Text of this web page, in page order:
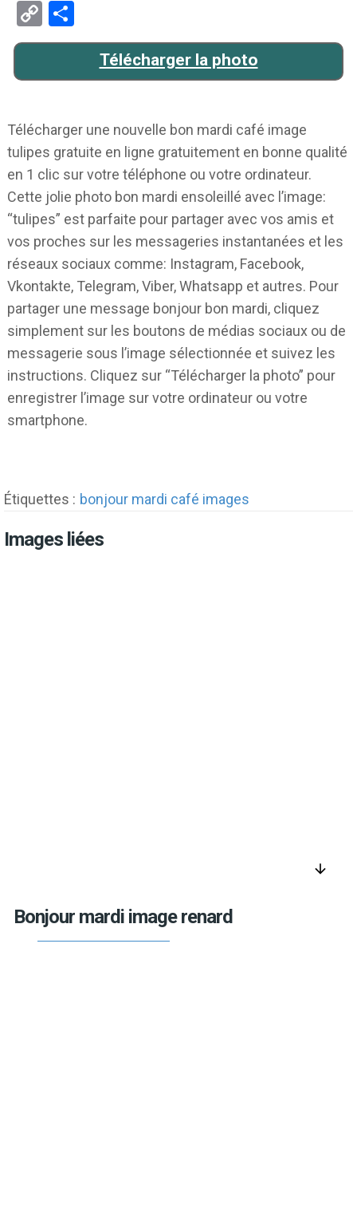
Copy
Link
Télécharger la photo
Télécharger une nouvelle bon mardi café image
tulipes gratuite en ligne gratuitement en bonne qualité
en 1 clic sur votre téléphone ou votre ordinateur.
Cette jolie photo bon mardi ensoleillé avec l’image:
“tulipes” est parfaite pour partager avec vos amis et
vos proches sur les messageries instantanées et les
réseaux sociaux comme: Instagram, Facebook,
Vkontakte, Telegram, Viber, Whatsapp et autres. Pour
partager une message bonjour bon mardi, cliquez
simplement sur les boutons de médias sociaux ou de
messagerie sous l’image sélectionnée et suivez les
instructions. Cliquez sur “Télécharger la photo” pour
enregistrer l’image sur votre ordinateur ou votre
smartphone.
Étiquettes : bonjour mardi café images
Images liées
arrow_downward
Bonjour mardi image renard